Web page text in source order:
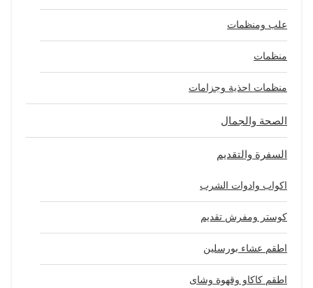
علب ومنظمات
منظمات
منظمات احذية وجزامات
الصحة والجمال
السفرة والتقديم
اكواب وادوات الشرب
كوستر ومفرش تقديم
اطقم عشاء بورسلين
اطقم كاكاو وقهوة وشاى